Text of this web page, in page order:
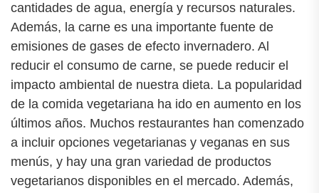
cantidades de agua, energía y recursos naturales.
Además, la carne es una importante fuente de
emisiones de gases de efecto invernadero. Al
reducir el consumo de carne, se puede reducir el
impacto ambiental de nuestra dieta. La popularidad
de la comida vegetariana ha ido en aumento en los
últimos años. Muchos restaurantes han comenzado
a incluir opciones vegetarianas y veganas en sus
menús, y hay una gran variedad de productos
vegetarianos disponibles en el mercado. Además,